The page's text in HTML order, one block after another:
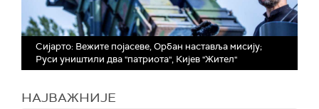
Сијарто: Вежите појасеве, Орбан наставља мисију;
Руси уништили два "патриота", Кијев "Жител"
НАЈВАЖНИЈЕ